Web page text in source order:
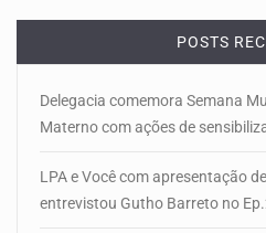
POSTS
Delegacia comemora Semana
Materno com ações de
LPA e Você com apresentação
entrevistou Gutho Barreto no